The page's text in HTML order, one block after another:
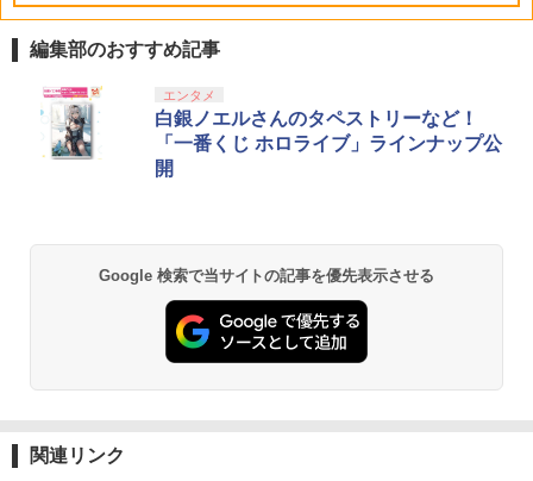
【純正品】Xbox ワイヤレス コントロー
ラー + USB-C® ケーブル
2
【純正品】Xbox ワイヤレス コントロー
ラー (ロボット ホワイト)
￥7,681
【純正品】Xbox ワイヤレス コントロー
劇場版「鬼滅の刃」無限城編 第一章 猗
窩座再来 通常版 [Blu-ray]
劇場版「鬼滅の刃」無限城編 第一章 猗
窩座再来 通常版 [DVD]
￥3,523
編集部のおすすめ記事
エンタメ
白銀ノエルさんのタペストリーなど！
「一番くじ ホロライブ」ラインナップ公
開
Google 検索で当サイトの記事を優先表示させる
関連リンク